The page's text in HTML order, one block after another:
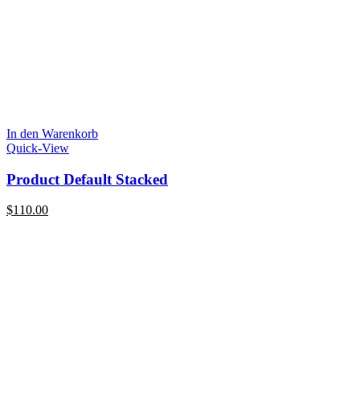
In den Warenkorb
Quick-View
Product Default Stacked
$110.00